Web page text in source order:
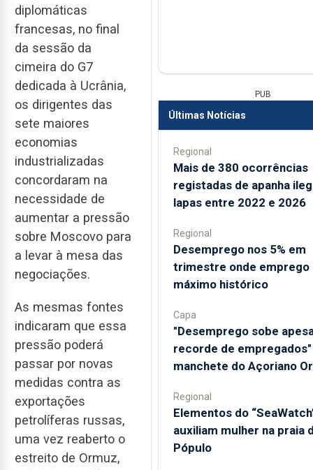
diplomáticas
francesas, no final
da sessão da
cimeira do G7
dedicada à Ucrânia,
os dirigentes das
sete maiores
economias
industrializadas
concordaram na
necessidade de
aumentar a pressão
sobre Moscovo para
a levar à mesa das
negociações.
As mesmas fontes
indicaram que essa
pressão poderá
passar por novas
medidas contra as
exportações
petrolíferas russas,
uma vez reaberto o
estreito de Ormuz,
PUB
Últimas Notícias
Regional
Mais de 380 ocorrências
registadas de apanha
lapas entre 2022 e 2026
Regional
Desemprego nos 5% em
trimestre onde emprego
máximo histórico
Capa
"Desemprego sobe
recorde de empregados"
manchete do Açoriano
Regional
​Elementos do
auxiliam mulher na praia
Pópulo